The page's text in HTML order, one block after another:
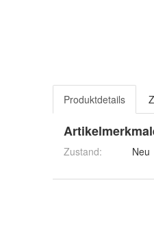
Produktdetails
Zustand: Neu